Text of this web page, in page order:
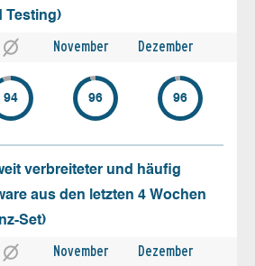
Testing)
November Dezember
94 96 96
verbreiteter und häufig
aus den letzten 4 Wochen
Set)
November Dezember